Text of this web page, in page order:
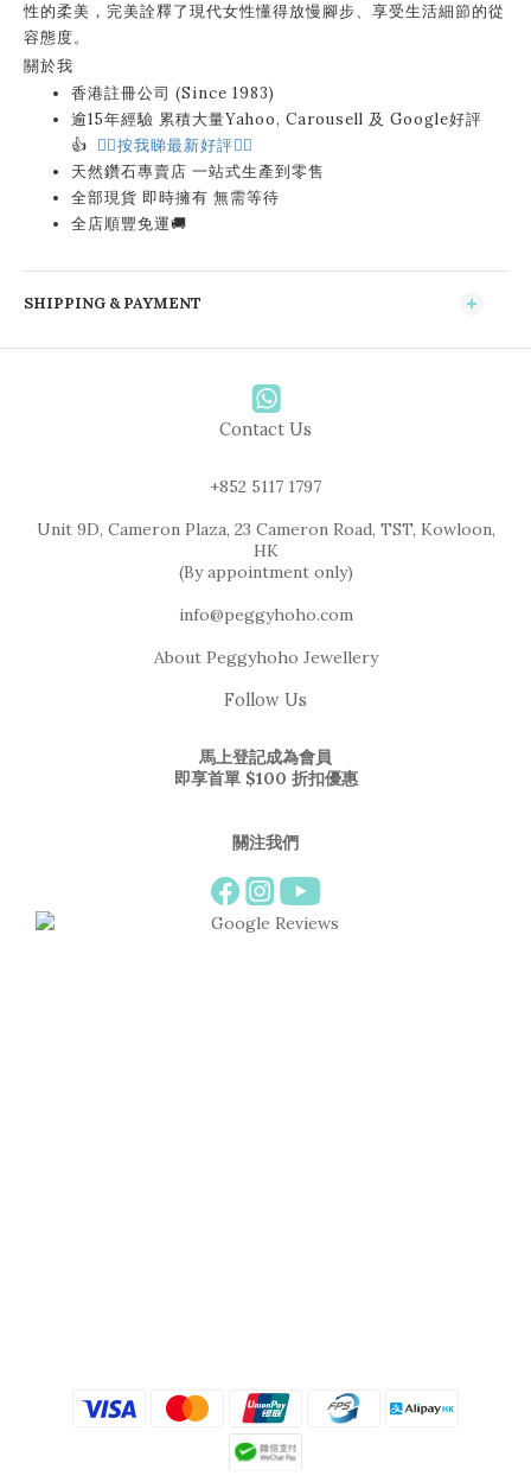
性的柔美，完美詮釋了現代女性懂得放慢腳步、享受生活細節的從
容態度。
關於我
香港註冊公司 (Since 1983)
逾15年經驗 累積大量Yahoo, Carousell 及 Google好評
👍 👉🏻按我睇最新好評👈🏻
天然鑽石專賣店 一站式生產到零售
全部現貨 即時擁有 無需等待
全店順豐免運🚚
SHIPPING & PAYMENT
Contact Us
+852 5117 1797
Unit 9D, Cameron Plaza, 23 Cameron Road, TST, Kowloon,
HK
(By appointment only)
info@peggyhoho.com
About Peggyhoho Jewellery
Follow Us
馬上登記成為會員
即享首單 $100 折扣優惠
關注我們